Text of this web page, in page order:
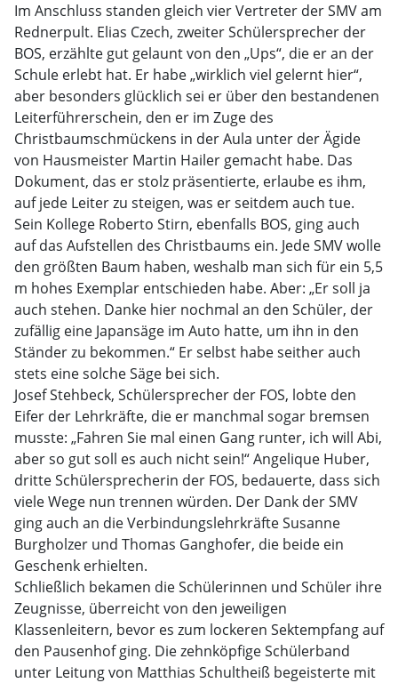
Im Anschluss standen gleich vier Vertreter der SMV am
Rednerpult. Elias Czech, zweiter Schülersprecher der
BOS, erzählte gut gelaunt von den „Ups“, die er an der
Schule erlebt hat. Er habe „wirklich viel gelernt hier“,
aber besonders glücklich sei er über den bestandenen
Leiterführerschein, den er im Zuge des
Christbaumschmückens in der Aula unter der Ägide
von Hausmeister Martin Hailer gemacht habe. Das
Dokument, das er stolz präsentierte, erlaube es ihm,
auf jede Leiter zu steigen, was er seitdem auch tue.
Sein Kollege Roberto Stirn, ebenfalls BOS, ging auch
auf das Aufstellen des Christbaums ein. Jede SMV wolle
den größten Baum haben, weshalb man sich für ein 5,5
m hohes Exemplar entschieden habe. Aber: „Er soll ja
auch stehen. Danke hier nochmal an den Schüler, der
zufällig eine Japansäge im Auto hatte, um ihn in den
Ständer zu bekommen.“ Er selbst habe seither auch
stets eine solche Säge bei sich.
Josef Stehbeck, Schülersprecher der FOS, lobte den
Eifer der Lehrkräfte, die er manchmal sogar bremsen
musste: „Fahren Sie mal einen Gang runter, ich will Abi,
aber so gut soll es auch nicht sein!“ Angelique Huber,
dritte Schülersprecherin der FOS, bedauerte, dass sich
viele Wege nun trennen würden. Der Dank der SMV
ging auch an die Verbindungslehrkräfte Susanne
Burgholzer und Thomas Ganghofer, die beide ein
Geschenk erhielten.
Schließlich bekamen die Schülerinnen und Schüler ihre
Zeugnisse, überreicht von den jeweiligen
Klassenleitern, bevor es zum lockeren Sektempfang auf
den Pausenhof ging. Die zehnköpfige Schülerband
unter Leitung von Matthias Schultheiß begeisterte mit